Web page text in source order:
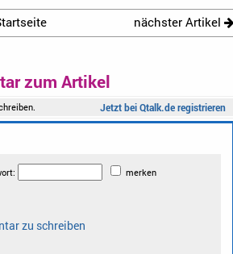
nächster Artikel
zum Artikel